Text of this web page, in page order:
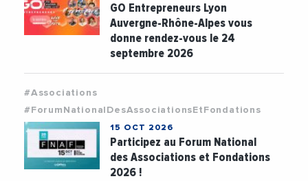
GO Entrepreneurs Lyon
Auvergne-Rhône-Alpes vous
donne rendez-vous le 24
septembre 2026
#Associations
#ForumNationalDesAssociationsEtFondations
15 OCT 2026
Participez au Forum National
des Associations et Fondations
2026 !